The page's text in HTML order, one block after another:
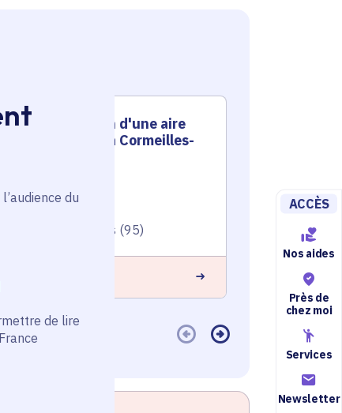
du
de lire
ACCÈS
Nos aides
Près de
chez moi
Services
Newsletter
Construction d'une aire
multisports à Cormeilles-
Cormeilles-en-Parisis (95)
plus
Voté en
En savoir plus